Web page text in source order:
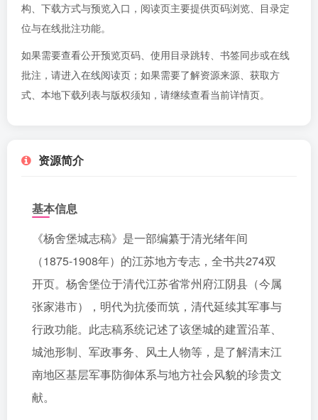
构、下载方式与预览入口，阅读页主要提供页码浏览、目录定
位与在线批注功能。
如果需要查看公开预览页码、使用目录跳转、书签同步或在线
批注，请进入在线阅读页 ；如果需要了解资源来源、获取方
式、本地下载列表与版权须知，请继续查看当前详情页。
资源简介
基本信息
《杨舍堡城志稿》是一部编纂于清光绪年间
（1875-1908年）的江苏地方专志，全书共274双
开页。杨舍堡位于清代江苏省常州府江阴县（今属
张家港市），明代为抗倭而筑，清代延续其军事与
行政功能。此志稿系统记述了该堡城的建置沿革、
城池形制、军政事务、风土人物等，是了解清末江
南地区基层军事防御体系与地方社会风貌的珍贵文
献。